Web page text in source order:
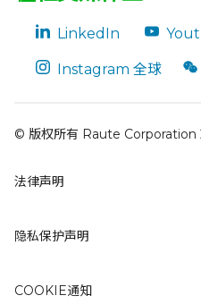
LinkedIn
Instagram 全球
© 版权所有 Raute Corporation
法律声明
隐私保护声明
COOKIE通知